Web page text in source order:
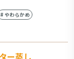
#やわらかめ